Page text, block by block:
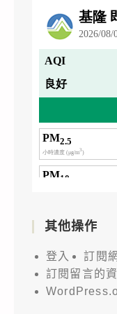
其他操作
登入
訂閱
訂閱留言的